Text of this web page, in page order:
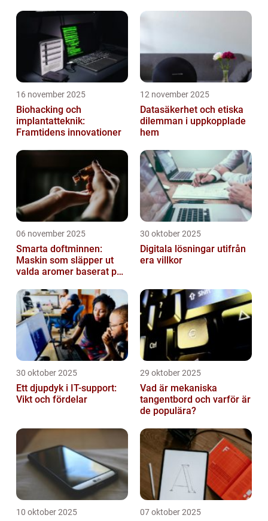
16 november 2025
Biohacking och
implantatteknik:
Framtidens innovationer
12 november 2025
Datasäkerhet och etiska
dilemman i uppkopplade
hem
06 november 2025
Smarta doftminnen:
Maskin som släpper ut
valda aromer baserat på
30 oktober 2025
Digitala lösningar utifrån
era villkor
30 oktober 2025
Ett djupdyk i IT-support:
Vikt och fördelar
29 oktober 2025
Vad är mekaniska
tangentbord och varför är
de populära?
10 oktober 2025 07 oktober 2025